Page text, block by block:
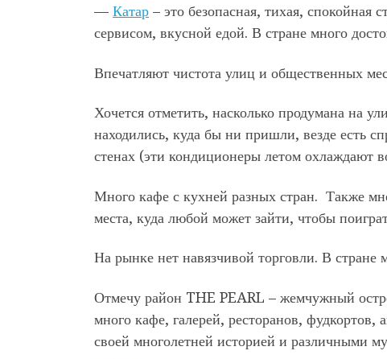
— Катар – это безопасная, тихая,
сервисом, вкусной едой. В стране много
Впечатляют чистота улиц и общественных
Хочется отметить, насколько продумана на
находились, куда бы ни пришли, везде есть
стенах (эти кондиционеры летом охлаждают
Много кафе с кухней разных стран. Также
места, куда любой может зайти, чтобы
На рынке нет навязчивой торговли. В стране
Отмечу район THE PEARL – жемчужный
много кафе, галерей, ресторанов,
своей многолетней историей и различными